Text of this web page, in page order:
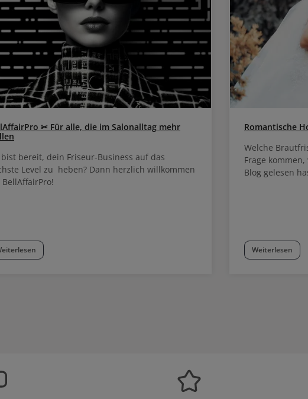
✂ Für alle, die im Salonalltag mehr
bist bereit, dein Friseur-Business auf das
Level zu heben? Dann herzlich willkommen
BellAffairPro!
Romantische
Welche
Frage
Blog gelesen
Weiterlesen